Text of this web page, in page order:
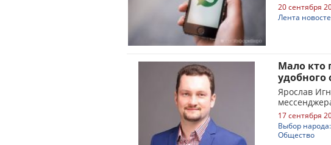
20 сентября
Лента
Мало кто
удобного
Ярослав
17 сентября
Выбор
Общество